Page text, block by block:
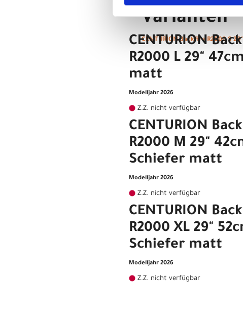
Varianten
CENTURION Backfire R2000 S
CENTURION
R2000 L 29"
matt
Modelljahr 2026
Z.Z. nicht verfügbar
CENTURION
R2000 M 29"
Schiefer matt
Modelljahr 2026
Z.Z. nicht verfügbar
CENTURION
R2000 XL 29"
Schiefer matt
Modelljahr 2026
Z.Z. nicht verfügbar